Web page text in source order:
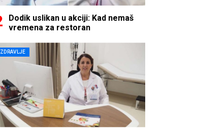
Dodik uslikan u akciji: Kad nemaš
vremena za restoran
ZDRAVLJE